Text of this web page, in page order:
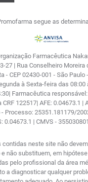
segue as
Farmacêutica
27 | Rua Conselheiro Moreira
- CEP 02430-001 - São Paulo
à Sexta-feira das 08:00
Farmacêutica
CRF 122517| AFE: 0.04673.1 |
Processo: 25351.181179/
0.04673.1 | CMVS -
neste site não
não substituem, em
pelo profissional da área
a diagnosticar qualquer